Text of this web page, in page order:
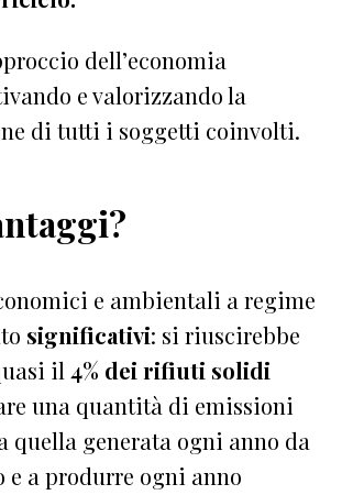
dell’economia
e valorizzando la
di tutti i soggetti coinvolti.
e ambientali a regime
significativi: si riuscirebbe
il 4% dei rifiuti solidi
una quantità di emissioni
quella generata ogni anno da
e a produrre ogni anno